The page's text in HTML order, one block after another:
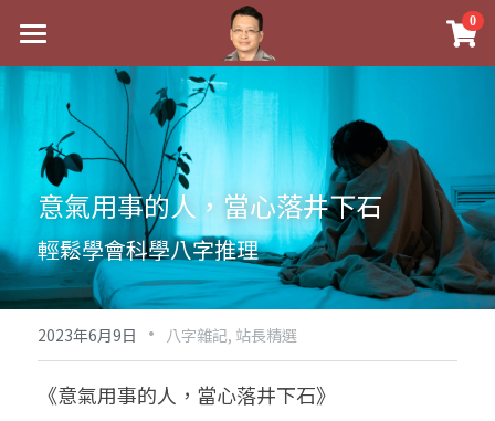
0
最新消息
關於我
實體經營
祖傳命理
手工印鑑
五行八字學
後天派陽宅
Blog
黃金會員專區
八字雜記
試閱專區
Podcast聽書
線上學苑
意氣用事的人，當心落井下石
輕鬆學會科學八字推理
2023年6月9日 · 八字雜記, 站長精選
《意氣用事的人，當心落井下石》
×
商品分類
八字線上完整班
科學八字推理PDF
《十神高階實戰錄》完整典藏版
1美元超值PDF